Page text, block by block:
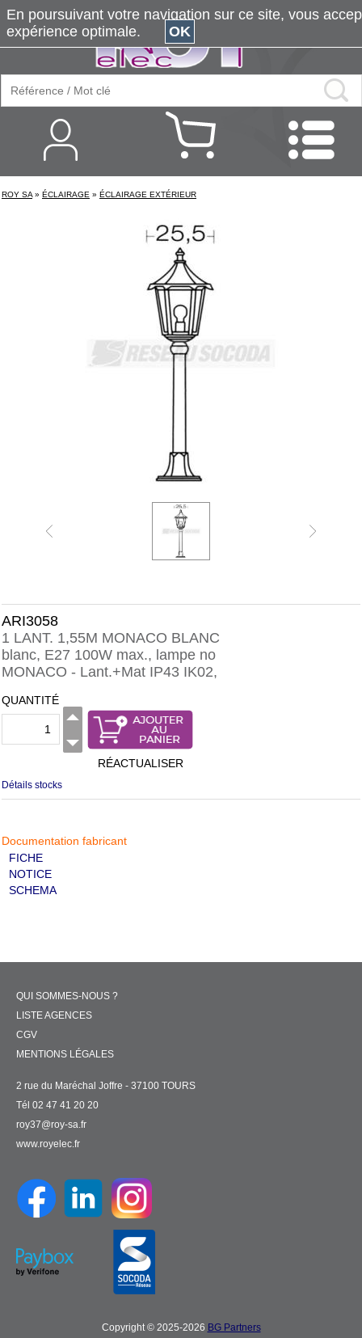
ROY SA » ÉCLAIRAGE » ÉCLAIRAGE EXTÉRIEUR
ARI3058
1 LANT. 1,55M MONACO BLANC
blanc, E27 100W max., lampe no
MONACO - Lant.+Mat IP43 IK02,
QUANTITÉ
RÉACTUALISER
Détails stocks
Documentation fabricant
FICHE
NOTICE
SCHEMA
QUI SOMMES-NOUS ?
LISTE AGENCES
CGV
MENTIONS LÉGALES
2 rue du Maréchal Joffre - 37100 TOURS
Tél 02 47 41 20 20
roy37@roy-sa.fr
www.royelec.fr
Copyright © 2025-2026 BG Partners
En poursuivant votre navigation sur ce site, vous
expérience optimale.
OK